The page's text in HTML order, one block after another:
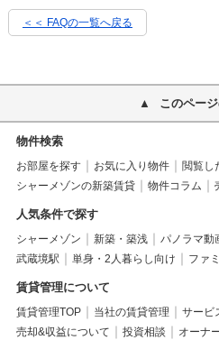
＜＜ FAQの一覧へ戻る
このペー
物件検索
お部屋を探す お気に入り物件
閲覧し
シャーメゾンの新築賃貸
物件コラム
人気条件で探す
シャーメゾン 新築・築浅 パノラマ動
武蔵境駅
単身・2人暮らし向け ファ
賃貸管理について
賃貸管理TOP 当社の賃貸管理 サービ
売却&収益について
投資相談
オーナ